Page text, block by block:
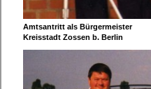
Amtsantritt als Bürgermeister
Kreisstadt Zossen b. Berlin